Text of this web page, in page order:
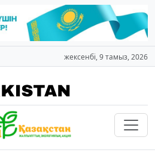
жексенбі, 9 тамыз, 2026